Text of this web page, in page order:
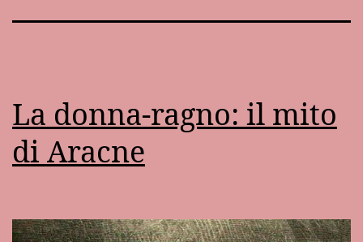
La donna-ragno: il mito
di Aracne